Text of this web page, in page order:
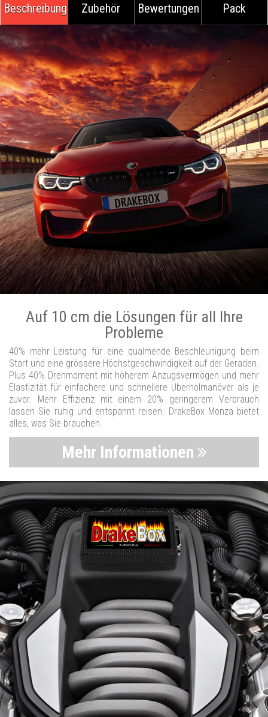
Beschreibung Zubehör Bewertungen Pack
Auf 10 cm die Lösungen für all Ihre
Probleme
40% mehr Leistung für eine qualmende Beschleunigung beim
Start und eine grössere Höchstgeschwindigkeit auf der Geraden.
Plus 40% Drehmoment mit höherem Anzugsvermögen und mehr
Elastizität für einfachere und schnellere Überholmanöver als je
zuvor. Mehr Effizienz mit einem 20% geringerem Verbrauch
lassen Sie ruhig und entspannt reisen. DrakeBox Monza bietet
alles, was Sie brauchen.
Mehr Informationen